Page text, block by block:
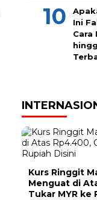
Ini
Cara
Kurs Ringgit
Menguat di
Tukar MYR ke